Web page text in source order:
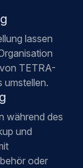
lassen
TETRA-
umstellen.
während des
und
oder